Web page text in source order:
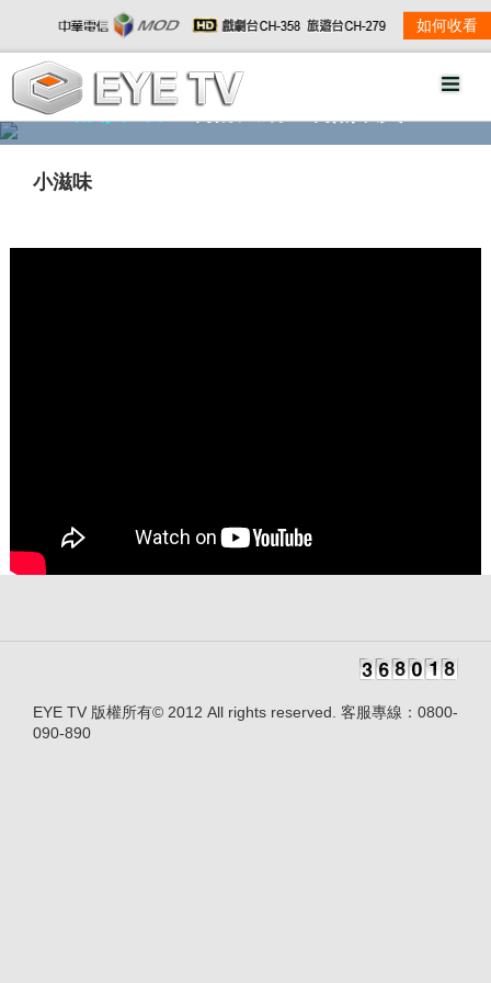
如何收看
精彩影音 劇情大綱
小滋味
EYE TV 版權所有© 2012 All rights reserved. 客服專線：0800-
090-890